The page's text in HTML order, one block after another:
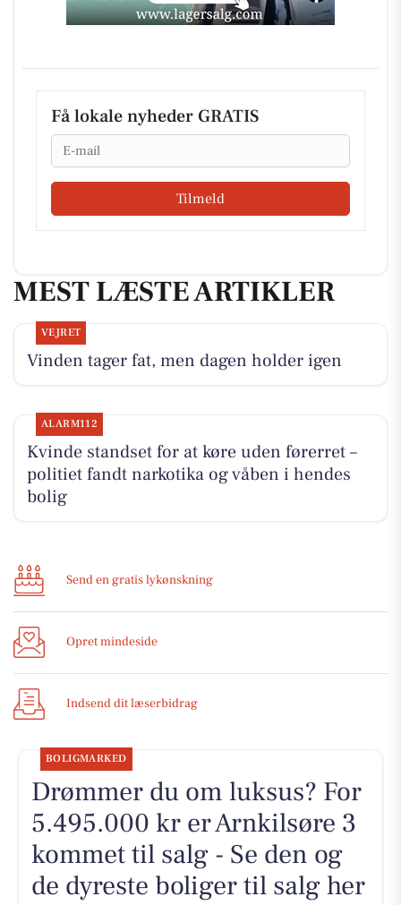
Få lokale nyheder GRATIS
Email
Tilmeld
MEST LÆSTE ARTIKLER
VEJRET
Vinden tager fat, men dagen holder igen
ALARM112
Kvinde standset for at køre uden førerret –
politiet fandt narkotika og våben i hendes
bolig
Send en gratis lykønskning
Opret mindeside
Indsend dit læserbidrag
BOLIGMARKED
Drømmer du om luksus? For
5.495.000 kr er Arnkilsøre 3
kommet til salg - Se den og
de dyreste boliger til salg her